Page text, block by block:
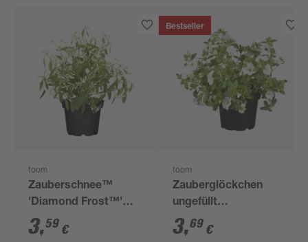
toom
Zauberschnee™
'Diamond Frost™'
weiß 12 cm Topf
3,59 €
Bestseller
toom
Zauberglöckchen
ungefüllt
verschiedene Farben
12 cm Topf
3,69 €